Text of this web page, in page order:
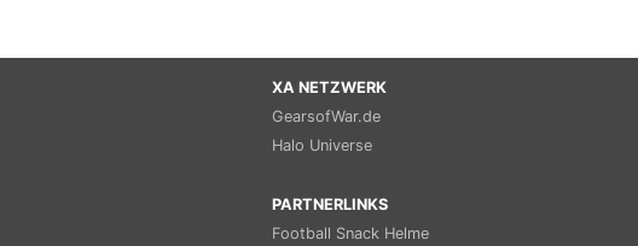
XA NETZWERK
GearsofWar.de
Halo Universe
PARTNERLINKS
Football Snack Helme